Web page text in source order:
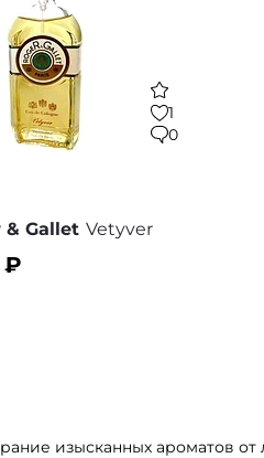
1
0
& Gallet Vetyver
₽
изысканных ароматов